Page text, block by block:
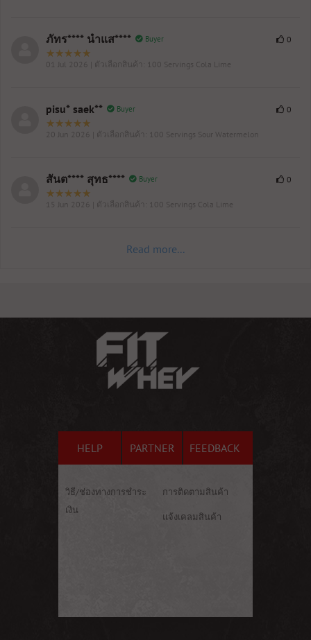
ภัทร**** นำแส**** Buyer
01 Jul 2026 | ตัวเลือกสินค้า: 100 Servings Cola Lime
0
pisu* saek** Buyer
20 Jun 2026 | ตัวเลือกสินค้า: 100 Servings Sour Watermelon
0
สันต**** สุทธ**** Buyer
15 Jun 2026 | ตัวเลือกสินค้า: 100 Servings Cola Lime
0
Read more...
HELP PARTNER FEEDBACK
วิธี/ช่องทางการชำระ
เงิน
การติดตามสินค้า
แจ้งเคลมสินค้า